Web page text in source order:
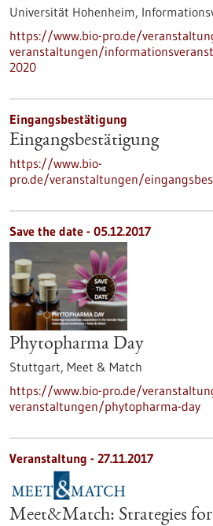
Universität Hohenheim,
https://www.bio-pro.de/
veranstaltungen/
2020
Eingangsbestätigung
Eingangsbestätigung
https://www.bio-
pro.de/veranstaltungen/
Save the date - 05.12.2017
Phytopharma Day
Stuttgart, Meet & Match
https://www.bio-pro.de/
veranstaltungen/phytopharma-day
Veranstaltung - 27.11.2017
Meet&Match: Strategies